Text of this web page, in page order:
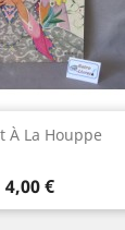
À La Houppe
Prix
4,00 €